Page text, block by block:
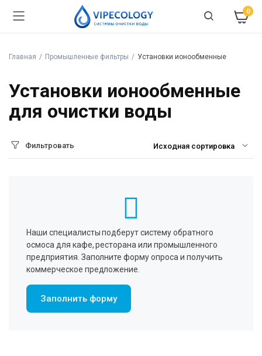
0
Главная Промышленные фильтры Установки ионообменные
Установки ионообменные
для очистки воды
Фильтровать
Наши специалисты подберут систему обратного
осмоса для кафе, ресторана или промышленного
предприятия. Заполните форму опроса и получить
коммерческое предложение.
Заполнить форму